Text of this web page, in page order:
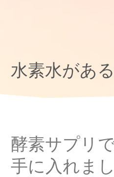
水素水があ
酵素サプリ
手に入れま